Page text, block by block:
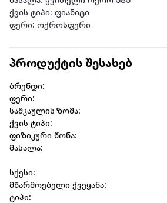
ქვის ტიპი: ფიანიტი
ფერი: ოქროსფერი
პროდუქტის შესახებ
ბრენდი:
ფერი:
სამკაულის ზომა:
ქვის ტიპი:
ფიზიკური წონა:
მასალა:
სქესი:
მწარმოებელი ქვეყანა:
ტიპი: